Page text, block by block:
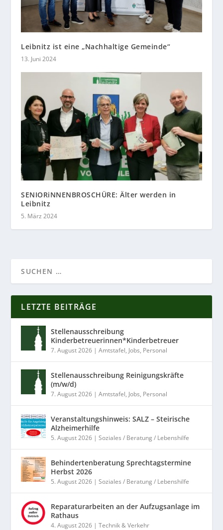
Leibnitz ist eine „Nachhaltige Gemeinde“
13. Juni 2024
SENIORiNNENBROSCHÜRE: Älter werden in
Leibnitz
5. März 2024
LETZTE BEITRÄGE
Stellenausschreibung
Kinderbetreuerinnen*Kinderbetreuer
7. August 2026 |Amtstafel, Jobs, Personal
Stellenausschreibung Reinigungskräfte
(m/w/d)
7. August 2026 |Amtstafel, Jobs, Personal
Veranstaltungshinweis: SALZ – Steirische
Alzheimerhilfe
5. August 2026 |Soziales / Beratung / Lebenshilfe
Behindertenberatung Sprechtagstermine
Herbst 2026
5. August 2026 |Soziales / Beratung / Lebenshilfe
Reparaturarbeiten an der Aufzugsanlage im
Rathaus
4. August 2026 |Technik & Verkehr